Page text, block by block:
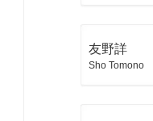
友野詳
Sho Tomono